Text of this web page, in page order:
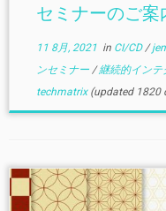
セミナーのご案
11 8月, 2021in CI/CD/
ンセミナー /継続的インテ
techmatrix(updated 1820